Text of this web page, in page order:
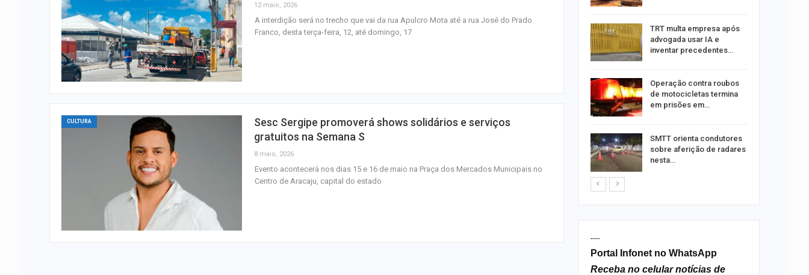
12 maio, 2026
A interdição será no trecho que vai da rua Apulcro Mota até a rua José do Prado
Franco, desta terça-feira, 12, até domingo, 17
CULTURA
Sesc Sergipe promoverá shows solidários e serviços
gratuitos na Semana S
8 maio, 2026
Evento acontecerá nos dias 15 e 16 de maio na Praça dos Mercados Municipais no
Centro de Aracaju, capital do estado
Organização criminosa é
TRT multa empresa após
advogada usar IA e
inventar precedentes…
Operação contra roubos
de motocicletas termina
em prisões em…
SMTT orienta condutores
sobre aferição de radares
nesta…
----
Portal Infonet no WhatsApp
Receba no celular notícias de